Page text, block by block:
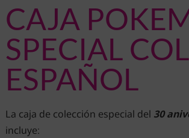
CAJA
SPECIAL
ESPAÑOL
La caja de colección especial del 30
incluye: